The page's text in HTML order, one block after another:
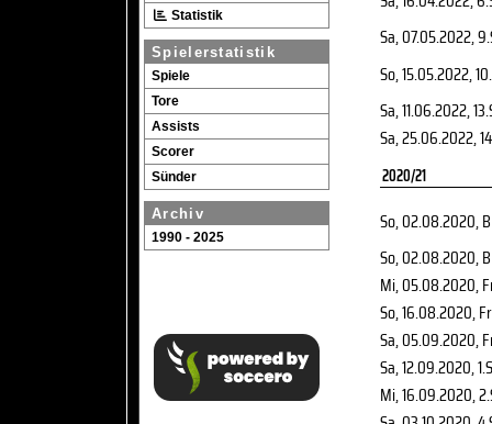
Statistik
Spielerstatistik
Spiele
Tore
Assists
Scorer
Sünder
Archiv
1990 - 2025
Sa, 07.05.2022,
So, 15.05.2022,
Sa, 11.06.2022,
Sa, 25.06.2022,
2020/21
So, 02.08.2020,
So, 02.08.2020,
Mi, 05.08.2020,
So, 16.08.2020,
Sa, 05.09.2020,
Sa, 12.09.2020,
Mi, 16.09.2020,